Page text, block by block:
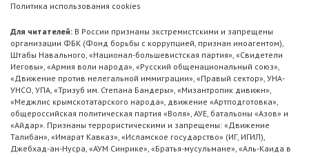
Политика использования cookies
Для читателей: В России признаны экстремистскими и запрещены
организации ФБК (Фонд борьбы с коррупцией, признан иноагентом),
Штабы Навального, «Национал-большевистская партия», «Свидетели
Иеговы», «Армия воли народа», «Русский общенациональный союз»,
«Движение против нелегальной иммиграции», «Правый сектор», УНА-
УНСО, УПА, «Тризуб им. Степана Бандеры», «Мизантропик дивижн»,
«Меджлис крымскотатарского народа», движение «Артподготовка»,
общероссийская политическая партия «Воля», АУЕ, батальоны «Азов» и
«Айдар». Признаны террористическими и запрещены: «Движение
Талибан», «Имарат Кавказ», «Исламское государство» (ИГ, ИГИЛ),
Джебхад-ан-Нусра, «АУМ Синрике», «Братья-мусульмане», «Аль-Каида в